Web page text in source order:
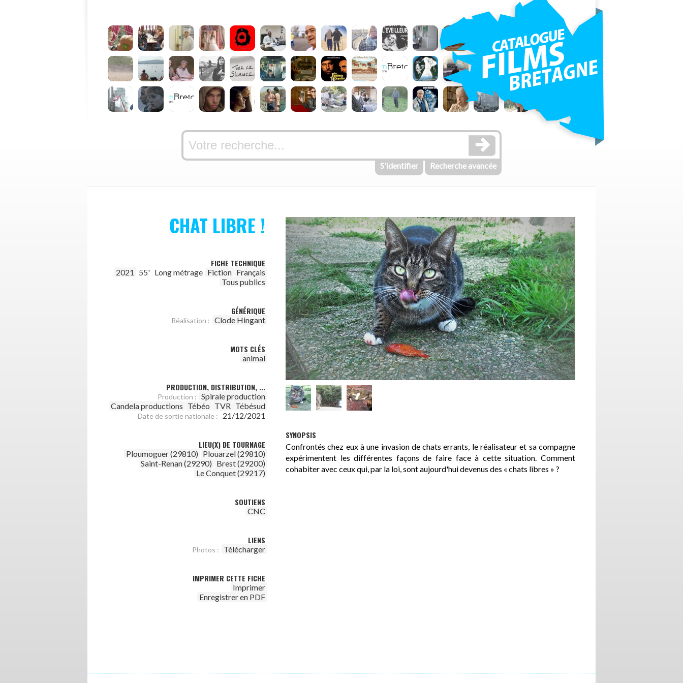
S'identifier Recherche avancée
CHAT LIBRE !
FICHE TECHNIQUE
2021 55' Long métrage Fiction Français
Tous publics
GÉNÉRIQUE
Réalisation : Clode Hingant
MOTS CLÉS
animal
PRODUCTION, DISTRIBUTION, ...
Production : Spirale production
Candela productions Tébéo TVR Tébésud
Date de sortie nationale : 21/12/2021
LIEU(X) DE TOURNAGE
Ploumoguer (29810) Plouarzel (29810)
Saint-Renan (29290) Brest (29200)
Le Conquet (29217)
SOUTIENS
CNC
LIENS
Photos : Télécharger
IMPRIMER CETTE FICHE
Imprimer
Enregistrer en PDF
SYNOPSIS
Confrontés chez eux à une invasion de chats errants, le réalisateur et sa compagne
expérimentent les différentes façons de faire face à cette situation. Comment
cohabiter avec ceux qui, par la loi, sont aujourd'hui devenus des « chats libres » ?